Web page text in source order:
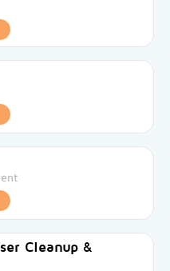
Cleanup &